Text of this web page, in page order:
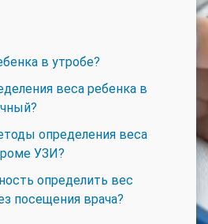
в утробе?
веса ребенка в
определения веса
УЗИ?
определить вес
посещения врача?